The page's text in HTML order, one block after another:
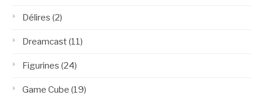
Délires (2)
Dreamcast(11)
Figurines (24)
Game Cube (19)